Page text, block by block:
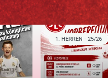
1. HERREN - 25/26